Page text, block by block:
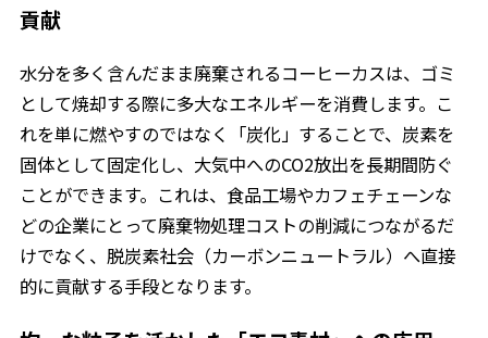
貢献
水分を多く含んだまま廃棄されるコーヒーカスは、ゴミ
として焼却する際に多大なエネルギーを消費します。こ
れを単に燃やすのではなく「炭化」することで、炭素を
固体として固定化し、大気中へのCO2放出を長期間防ぐ
ことができます。これは、食品工場やカフェチェーンな
どの企業にとって廃棄物処理コストの削減につながるだ
けでなく、脱炭素社会（カーボンニュートラル）へ直接
的に貢献する手段となります。